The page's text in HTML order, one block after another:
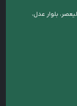
بلوار عدل،